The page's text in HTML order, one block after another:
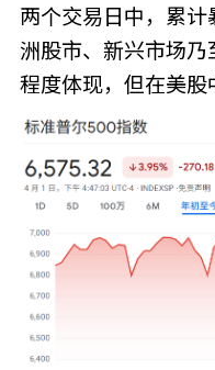
两个交易日中，累
洲股市、新兴市场
程度体现，但在美股